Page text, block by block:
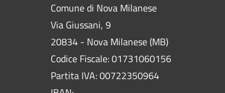
Comune di Nova Milanese
Via Giussani, 9
20834 - Nova Milanese (MB)
Codice Fiscale: 01731060156
Partita IVA: 00722350964